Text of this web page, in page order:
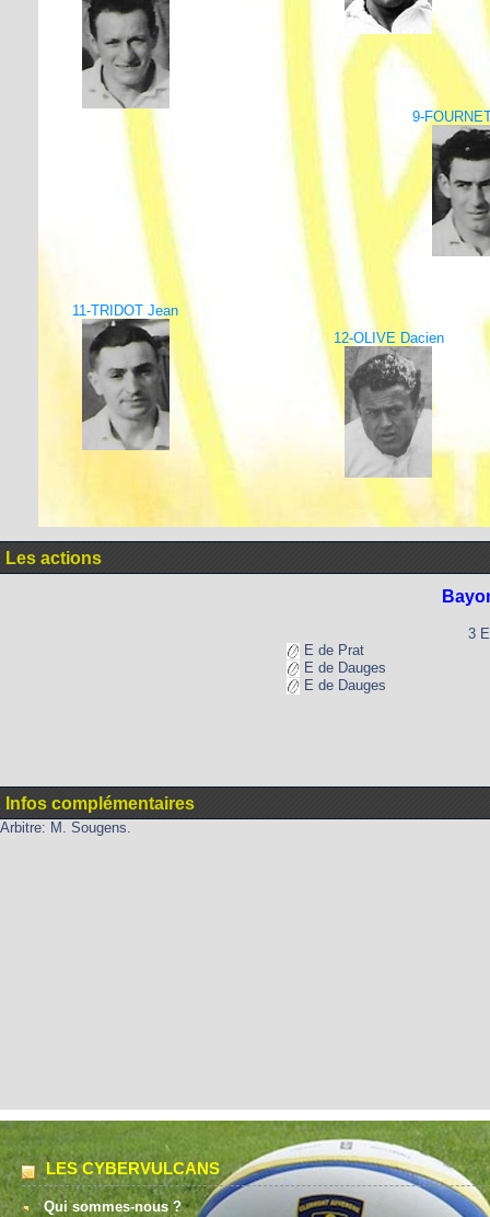
9-
11-TRIDOT Jean
12-OLIVE Dacien
Les actions
3 E
E de Prat
E de Dauges
E de Dauges
Infos complémentaires
Arbitre: M. Sougens.
LES CYBERVULCANS
Qui sommes-nous ?